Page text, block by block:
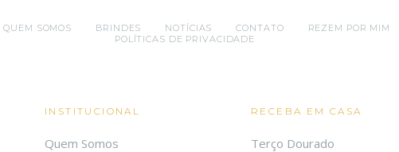
QUEM SOMOS BRINDES NOTÍCIAS CONTATO REZEM POR MIM
POLÍTICAS DE PRIVACIDADE
INSTITUCIONAL
Quem Somos
RECEBA EM CASA
Terço Dourado